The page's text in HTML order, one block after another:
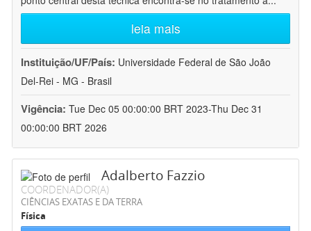
leia mais
Instituição/UF/País: Universidade Federal de São João
Del-Rei - MG - Brasil
Vigência: Tue Dec 05 00:00:00 BRT 2023-Thu Dec 31
00:00:00 BRT 2026
Adalberto Fazzio
COORDENADOR(A)
CIÊNCIAS EXATAS E DA TERRA
Física